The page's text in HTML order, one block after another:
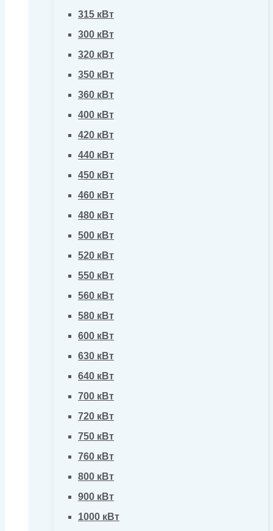
315 кВт
300 кВт
320 кВт
350 кВт
360 кВт
400 кВт
420 кВт
440 кВт
450 кВт
460 кВт
480 кВт
500 кВт
520 кВт
550 кВт
560 кВт
580 кВт
600 кВт
630 кВт
640 кВт
700 кВт
720 кВт
750 кВт
760 кВт
800 кВт
900 кВт
1000 кВт